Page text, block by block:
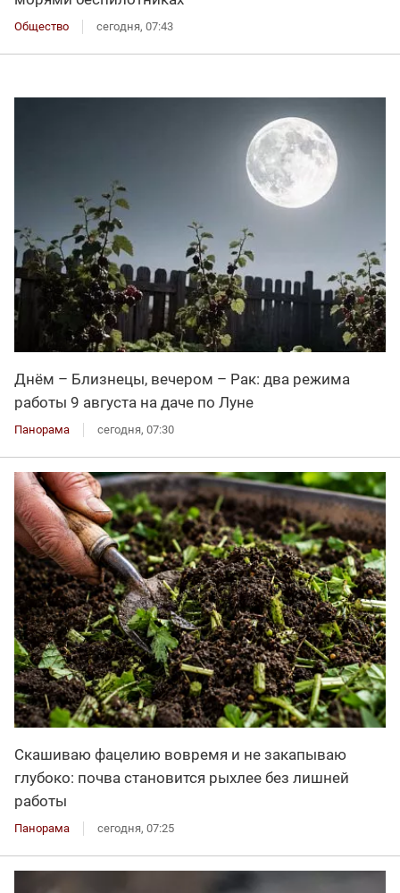
Общество сегодня, 07:43
Днём – Близнецы, вечером – Рак: два режима
работы 9 августа на даче по Луне
Панорама сегодня, 07:30
Скашиваю фацелию вовремя и не закапываю
глубоко: почва становится рыхлее без лишней
работы
Панорама сегодня, 07:25